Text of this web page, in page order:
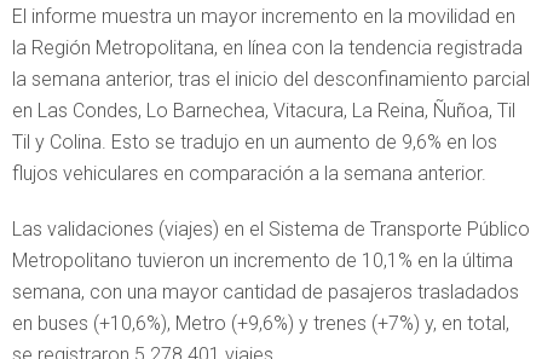
El informe muestra un mayor incremento en la movilidad en
la Región Metropolitana, en línea con la tendencia registrada
la semana anterior, tras el inicio del desconfinamiento parcial
en Las Condes, Lo Barnechea, Vitacura, La Reina, Ñuñoa, Til
Til y Colina. Esto se tradujo en un aumento de 9,6% en los
flujos vehiculares en comparación a la semana anterior.
Las validaciones (viajes) en el Sistema de Transporte Público
Metropolitano tuvieron un incremento de 10,1% en la última
semana, con una mayor cantidad de pasajeros trasladados
en buses (+10,6%), Metro (+9,6%) y trenes (+7%) y, en total,